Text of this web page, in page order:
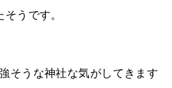
うです。
そうな神社な気がしてきます